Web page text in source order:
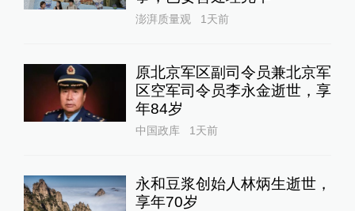
澎湃质量观 1天前
原北京军区副司令员兼北京军
区空军司令员李永金逝世，享
年84岁
中国政库 1天前
永和豆浆创始人林炳生逝世，
享年70岁